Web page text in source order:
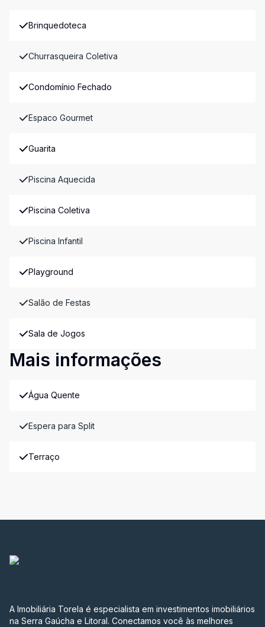
Brinquedoteca
Churrasqueira Coletiva
Condomínio Fechado
Espaco Gourmet
Guarita
Piscina Aquecida
Piscina Coletiva
Piscina Infantil
Playground
Salão de Festas
Sala de Jogos
Mais informações
Água Quente
Espera para Split
Terraço
A Imobiliária Torela é especialista em investimentos imobiliários
na Serra Gaúcha e Litoral. Conectamos você às melhores